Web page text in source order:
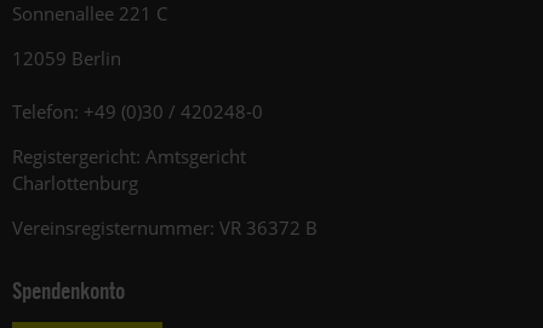
Sonnenallee 221 C
12059 Berlin
Telefon: +49 (0)30 / 420248-0
Registergericht: Amtsgericht
Charlottenburg
Vereinsregisternummer: VR 36372 B
Spendenkonto